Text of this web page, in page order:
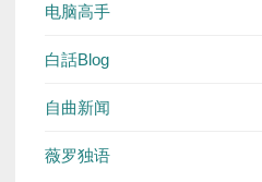
电脑高手
白話Blog
自曲新闻
薇罗独语